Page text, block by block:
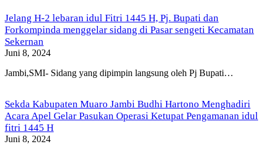
Jelang H-2 lebaran idul Fitri 1445 H, Pj. Bupati dan
Forkompinda menggelar sidang di Pasar sengeti Kecamatan
Sekernan
Juni 8, 2024
Jambi,SMI- Sidang yang dipimpin langsung oleh Pj Bupati…
Sekda Kabupaten Muaro Jambi Budhi Hartono Menghadiri
Acara Apel Gelar Pasukan Operasi Ketupat Pengamanan idul
fitri 1445 H
Juni 8, 2024